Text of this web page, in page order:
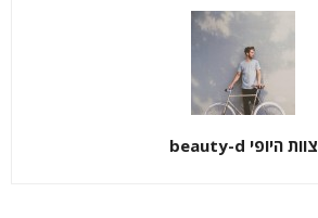
צוות היופי beauty-d